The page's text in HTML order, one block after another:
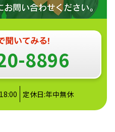
8896
定休日:年中無休